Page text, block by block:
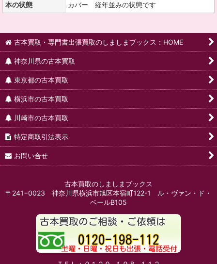
本の状態
カバー 経年並みの状態です
古本買取・専門書出張買取のしましまブックス：HOME
神奈川県の古本買取
東京都の古本買取
横浜市の古本買取
川崎市の古本買取
特定商取引法表示
お問い合せ
古本買取のしましまブックス
〒241−0023 神奈川県横浜市旭区本宿町122-1 ル・ヴァン・ド・
ベールB105